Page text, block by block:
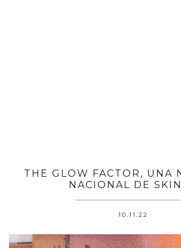
THE GLOW FACTOR, UNA
NACIONAL DE
10.11.22